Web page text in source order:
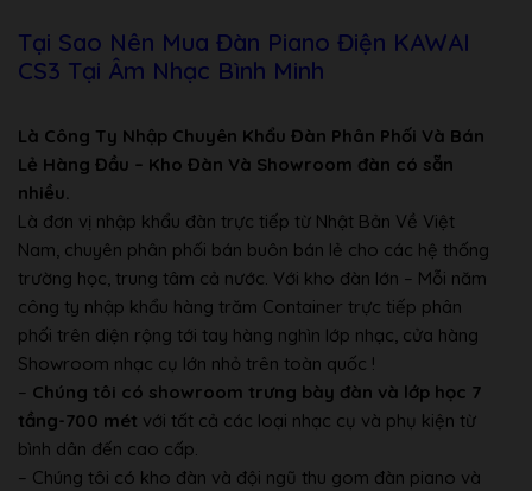
Tại Sao Nên Mua Đàn Piano Điện KAWAI
CS3 Tại Âm Nhạc Bình Minh
Là Công Ty Nhập Chuyên Khẩu Đàn Phân Phối Và Bán
Lẻ Hàng Đầu – Kho Đàn Và Showroom đàn có sẵn
nhiều.
Là đơn vị nhập khẩu đàn trực tiếp từ Nhật Bản Về Việt
Nam, chuyên phân phối bán buôn bán lẻ cho các hệ thống
trường học, trung tâm cả nước. Với kho đàn lớn – Mỗi năm
công ty nhập khẩu hàng trăm Container trực tiếp phân
phối trên diện rộng tới tay hàng nghìn lớp nhạc, cửa hàng
Showroom nhạc cụ lớn nhỏ trên toàn quốc !
– Chúng tôi có showroom trưng bày đàn và lớp học 7
tầng-700 mét với tất cả các loại nhạc cụ và phụ kiện từ
bình dân đến cao cấp.
– Chúng tôi có kho đàn và đội ngũ thu gom đàn piano và